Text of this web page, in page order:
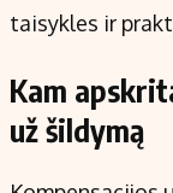
taisykles ir
Kam
už šildymą